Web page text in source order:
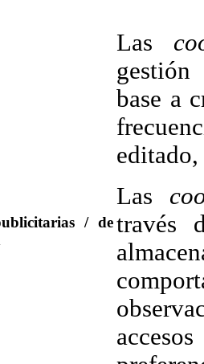
/ de
Las
gestión
base a
editado,
Las
través